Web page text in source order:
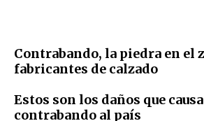
Contrabando, la piedra en el
fabricantes de calzado
Estos son los daños que
contrabando al país